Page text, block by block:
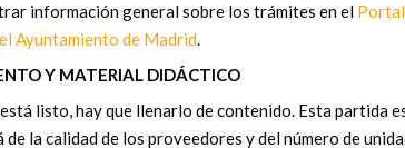
información general sobre los trámites en el
Ayuntamiento de Madrid.
Y MATERIAL DIDÁCTICO
listo, hay que llenarlo de contenido. Esta partida
la calidad de los proveedores y del número de